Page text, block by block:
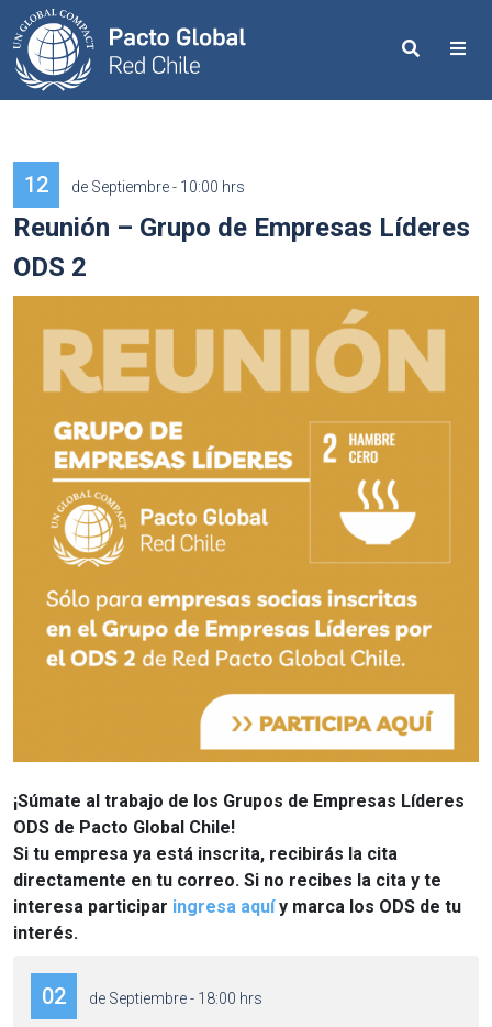
Search
12 de Septiembre - 10:00 hrs
Reunión – Grupo de Empresas Líderes
ODS 2
¡Súmate al trabajo de los Grupos de Empresas Líderes
ODS de Pacto Global Chile!
Si tu empresa ya está inscrita, recibirás la cita
directamente en tu correo. Si no recibes la cita y te
interesa participar ingresa aquí y marca los ODS de tu
interés.
02 de Septiembre - 18:00 hrs